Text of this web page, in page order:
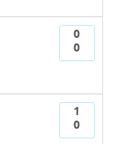
0
0
1
0